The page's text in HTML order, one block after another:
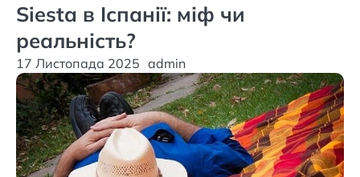
Siesta в Іспанії: міф чи
реальність?
17 Листопада 2025 admin